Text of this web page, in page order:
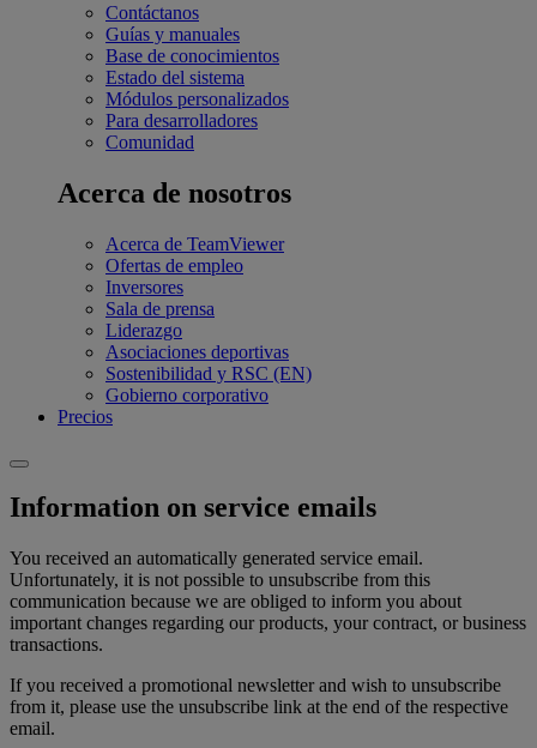
Contáctanos
Guías y manuales
Base de conocimientos
Estado del sistema
Módulos personalizados
Para desarrolladores
Comunidad
Acerca de nosotros
Acerca de TeamViewer
Ofertas de empleo
Inversores
Sala de prensa
Liderazgo
Asociaciones deportivas
Sostenibilidad y RSC (EN)
Gobierno corporativo
Precios
Information on service emails
You received an automatically generated service email.
Unfortunately, it is not possible to unsubscribe from this
communication because we are obliged to inform you about
important changes regarding our products, your contract, or business
transactions.
If you received a promotional newsletter and wish to unsubscribe
from it, please use the unsubscribe link at the end of the respective
email.